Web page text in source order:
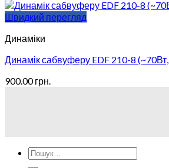
Швидкий перегляд
Динаміки
Динамік сабвуферу EDF 210-8
900.00грн.